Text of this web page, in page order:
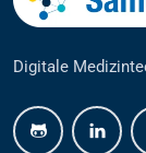
Digitale